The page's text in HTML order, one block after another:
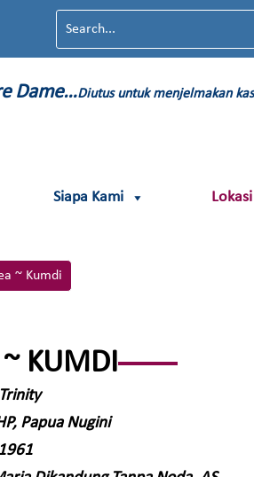
Dame…Diutus untuk menjelmakan
Siapa Kami
~ Kumdi
~ KUMDI
Papua Nugini